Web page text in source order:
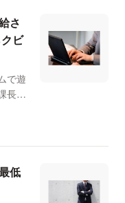
さ
ビ
で遊
長
低